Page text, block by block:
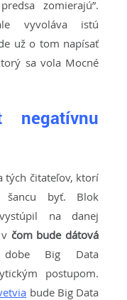
zomierajú”.
vyvoláva istú
už o tom napísať
sa vola Mocné
negatívnu
tých čitateľov, ktorí
šancu byť. Blok
na danej
čom bude dátová
Big Data
postupom.
bude Big Data